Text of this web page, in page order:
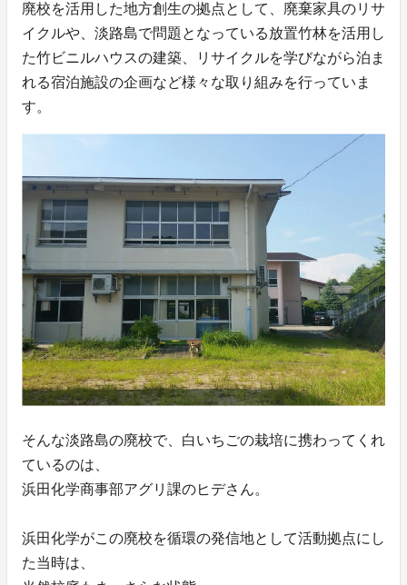
廃校を活用した地方創生の拠点として、廃棄家具のリサ
イクルや、淡路島で問題となっている放置竹林を活用し
た竹ビニルハウスの建築、リサイクルを学びながら泊ま
れる宿泊施設の企画など様々な取り組みを行っていま
す。
そんな淡路島の廃校で、白いちごの栽培に携わってくれ
ているのは、
浜田化学商事部アグリ課のヒデさん。
浜田化学がこの廃校を循環の発信地として活動拠点にし
た当時は、